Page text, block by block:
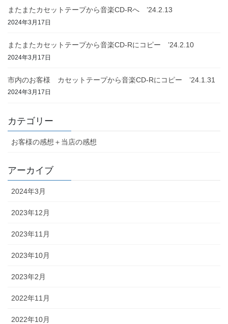
またまたカセットテープから音楽CD-Rへ ’24.2.13
2024年3月17日
またまたカセットテープから音楽CD-Rにコピー ’24.2.10
2024年3月17日
市内のお客様 カセットテープから音楽CD-Rにコピー ’24.1.31
2024年3月17日
カテゴリー
お客様の感想＋当店の感想
アーカイブ
2024年3月
2023年12月
2023年11月
2023年10月
2023年2月
2022年11月
2022年10月